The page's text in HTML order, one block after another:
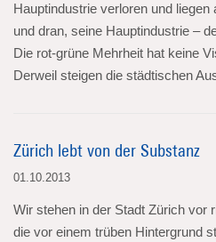
Hauptindustrie verloren und
und dran, seine Hauptindustrie –
Die rot-grüne Mehrheit hat keine
Derweil steigen die städtischen
Zürich lebt von der Substanz
01.10.2013
Wir stehen in der Stadt Zürich vor
die vor einem trüben Hintergrund